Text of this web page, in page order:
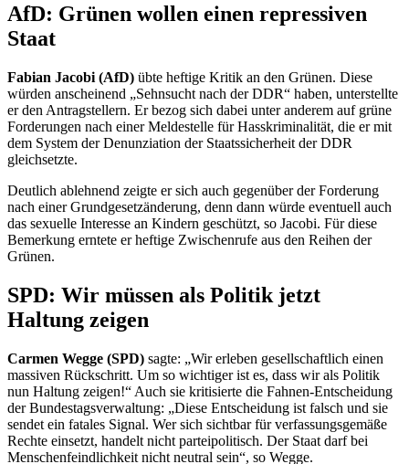
AfD: Grünen wollen einen repressiven
Staat
Fabian Jacobi (AfD) übte heftige Kritik an den Grünen. Diese
würden anscheinend „Sehnsucht nach der DDR“ haben, unterstellte
er den Antragstellern. Er bezog sich dabei unter anderem auf grüne
Forderungen nach einer Meldestelle für Hasskriminalität, die er mit
dem System der Denunziation der Staatssicherheit der DDR
gleichsetzte.
Deutlich ablehnend zeigte er sich auch gegenüber der Forderung
nach einer Grundgesetzänderung, denn dann würde eventuell auch
das sexuelle Interesse an Kindern geschützt, so Jacobi. Für diese
Bemerkung erntete er heftige Zwischenrufe aus den Reihen der
Grünen.
SPD: Wir müssen als Politik jetzt
Haltung zeigen
Carmen Wegge (SPD) sagte: „Wir erleben gesellschaftlich einen
massiven Rückschritt. Um so wichtiger ist es, dass wir als Politik
nun Haltung zeigen!“ Auch sie kritisierte die Fahnen-Entscheidung
der Bundestagsverwaltung: „Diese Entscheidung ist falsch und sie
sendet ein fatales Signal. Wer sich sichtbar für verfassungsgemäße
Rechte einsetzt, handelt nicht parteipolitisch. Der Staat darf bei
Menschenfeindlichkeit nicht neutral sein“, so Wegge.